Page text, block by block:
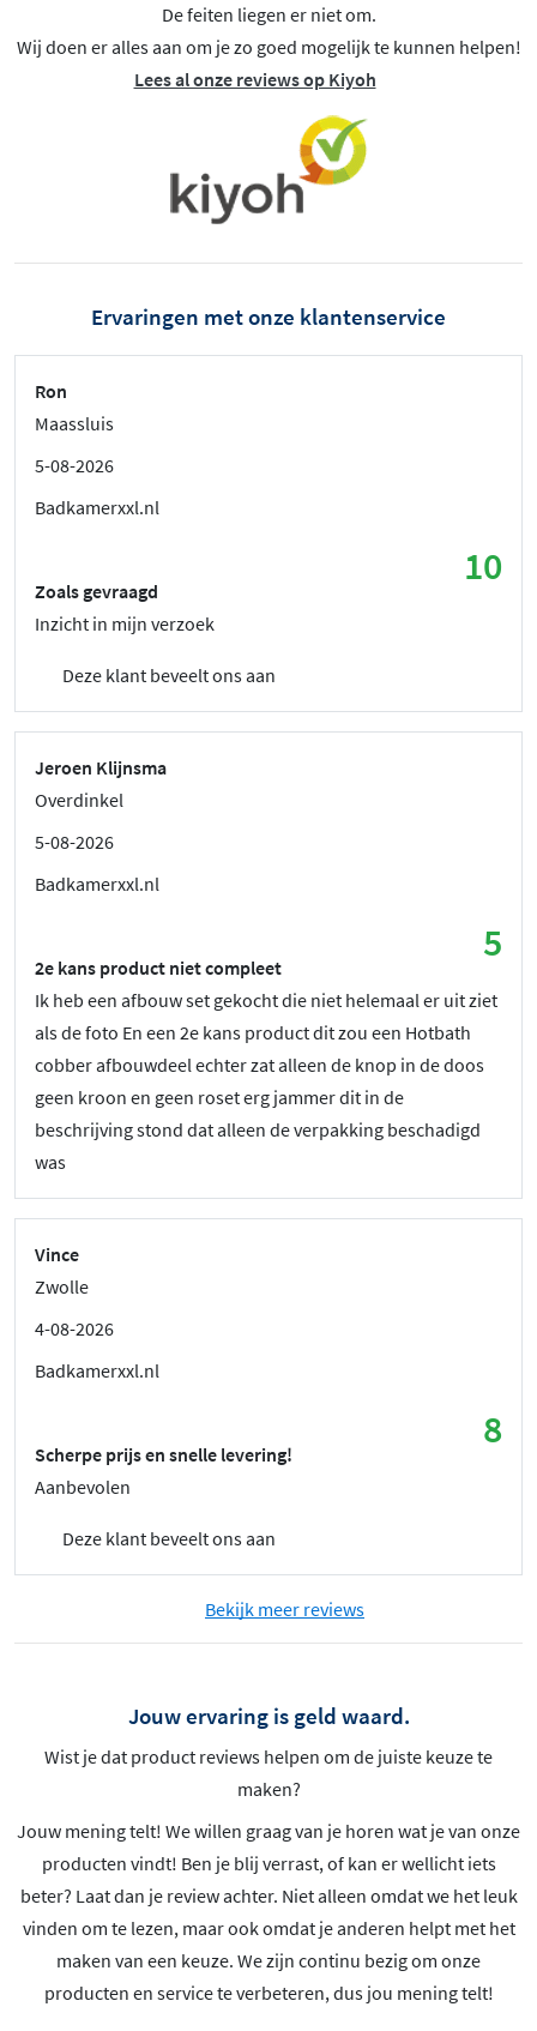
De feiten liegen er niet om.
Wij doen er alles aan om je zo goed mogelijk te kunnen helpen!
Lees al onze reviews op Kiyoh
Ervaringen met onze klantenservice
Ron
Maassluis
5-08-2026
Badkamerxxl.nl
10
Zoals gevraagd
Inzicht in mijn verzoek
Deze klant beveelt ons aan
Jeroen Klijnsma
Overdinkel
5-08-2026
Badkamerxxl.nl
5
2e kans product niet compleet
Ik heb een afbouw set gekocht die niet helemaal er uit ziet
als de foto En een 2e kans product dit zou een Hotbath
cobber afbouwdeel echter zat alleen de knop in de doos
geen kroon en geen roset erg jammer dit in de
beschrijving stond dat alleen de verpakking beschadigd
was
Vince
Zwolle
4-08-2026
Badkamerxxl.nl
8
Scherpe prijs en snelle levering!
Aanbevolen
Deze klant beveelt ons aan
Bekijk meer reviews
Jouw ervaring is geld waard.
Wist je dat product reviews helpen om de juiste keuze te
maken?
Jouw mening telt! We willen graag van je horen wat je van onze
producten vindt! Ben je blij verrast, of kan er wellicht iets
beter? Laat dan je review achter. Niet alleen omdat we het leuk
vinden om te lezen, maar ook omdat je anderen helpt met het
maken van een keuze. We zijn continu bezig om onze
producten en service te verbeteren, dus jou mening telt!